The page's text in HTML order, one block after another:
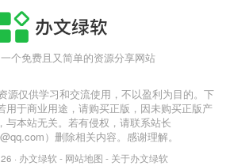
个免费且又简单的资源分享网站
源仅供学习和交流使用，不以盈利为目的。下
用于商业用途，请购买正版，因未购买正版产
与本站无关。若有侵权，请联系站长
）删除相关内容。感谢理解。
· 办文绿软 - 网站地图 - 关于办文绿软